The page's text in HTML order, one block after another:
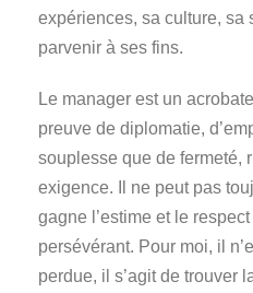
expériences, sa culture, sa
parvenir à ses fins.
Le manager est un
preuve de diplomatie,
souplesse que de fermeté,
exigence. Il ne peut pas
gagne l’estime et le
persévérant. Pour moi, il
perdue, il s’agit de trouver